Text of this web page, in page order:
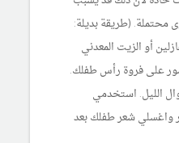
محتملة. (طريقة بديلة:
أو الزيت المعدني
على فروة رأس طفلك.
الليل. استخدمي
واغسلي شعر طفلك بعد